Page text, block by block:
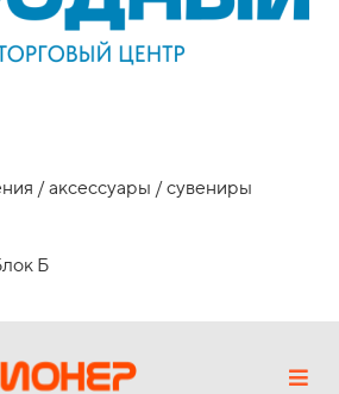
/ аксессуары / сувениры
Б